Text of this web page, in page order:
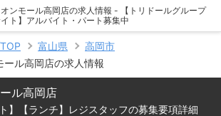
ンモール高岡店の求人情報 - 【トリドールグループ
ト】アルバイト・パート募集中
富山県
高岡市
ール高岡店の求人情報
ル高岡店
】【ランチ】レジスタッフの募集要項詳細